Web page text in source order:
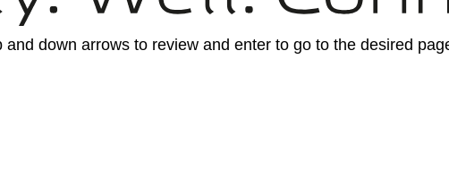
down arrows to review and enter to go to the desired